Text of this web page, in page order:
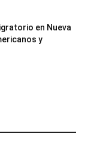
en Nueva
y